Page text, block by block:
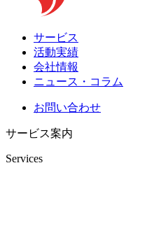
サービス
活動実績
会社情報
ニュース・コラム
お問い合わせ
サービス案内
Services